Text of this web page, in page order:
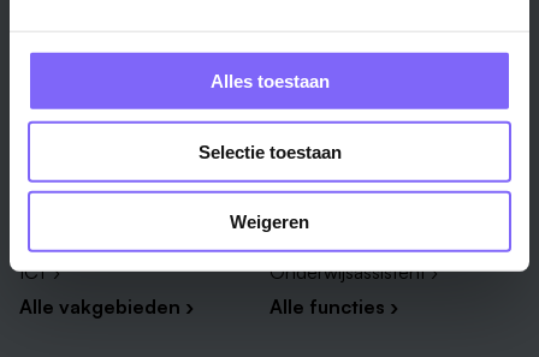
Alles toestaan
Selectie toestaan
Weigeren
ICT ›
Alle vakgebieden ›
Functie
HR adviseur ›
Onderwijsassistent ›
Alle functies ›